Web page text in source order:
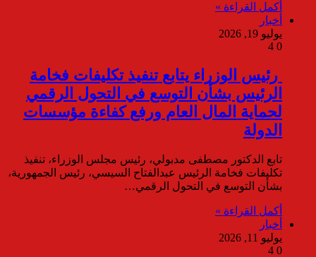
أكمل القراءة »
أخبار
يوليو 19, 2026
0
رئيس الوزراء يتابع تنفيذ تكليفات فخامة
الرئيس بشأن التوسع في التحول الرقمي
لحماية المال العام ورفع كفاءة مؤسسات
الدولة
تابع الدكتور مصطفى مدبولي، رئيس مجلس الوزراء، تنفيذ
تكليفات فخامة الرئيس عبدالفتاح السيسي، رئيس الجمهورية،
بشأن التوسع في التحول الرقمي…
أكمل القراءة »
أخبار
يوليو 11, 2026
0